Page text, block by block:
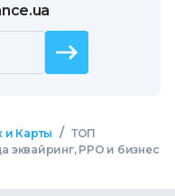
и Карты / ТОП
эквайринг, РРО и бизнес